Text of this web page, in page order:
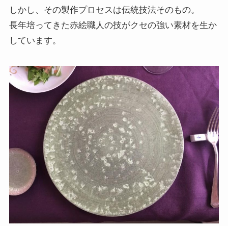
しかし、その製作プロセスは伝統技法そのもの。
長年培ってきた赤絵職人の技がクセの強い素材を生か
しています。